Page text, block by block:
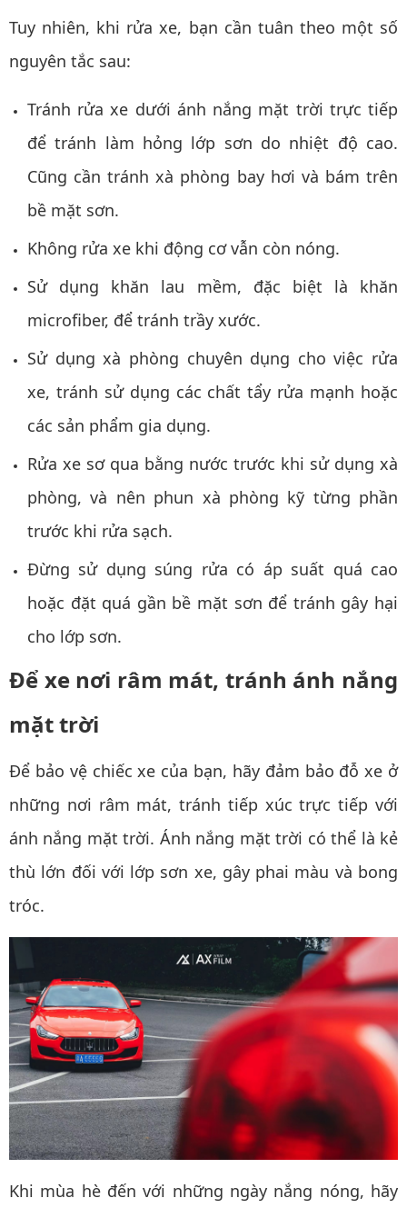
Tuy nhiên, khi rửa xe, bạn cần tuân theo một số
nguyên tắc sau:
Tránh rửa xe dưới ánh nắng mặt trời trực tiếp
để tránh làm hỏng lớp sơn do nhiệt độ cao.
Cũng cần tránh xà phòng bay hơi và bám trên
bề mặt sơn.
Không rửa xe khi động cơ vẫn còn nóng.
Sử dụng khăn lau mềm, đặc biệt là khăn
microfiber, để tránh trầy xước.
Sử dụng xà phòng chuyên dụng cho việc rửa
xe, tránh sử dụng các chất tẩy rửa mạnh hoặc
các sản phẩm gia dụng.
Rửa xe sơ qua bằng nước trước khi sử dụng xà
phòng, và nên phun xà phòng kỹ từng phần
trước khi rửa sạch.
Đừng sử dụng súng rửa có áp suất quá cao
hoặc đặt quá gần bề mặt sơn để tránh gây hại
cho lớp sơn.
Để xe nơi râm mát, tránh ánh nắng
mặt trời
Để bảo vệ chiếc xe của bạn, hãy đảm bảo đỗ xe ở
những nơi râm mát, tránh tiếp xúc trực tiếp với
ánh nắng mặt trời. Ánh nắng mặt trời có thể là kẻ
thù lớn đối với lớp sơn xe, gây phai màu và bong
tróc.
Khi mùa hè đến với những ngày nắng nóng, hãy